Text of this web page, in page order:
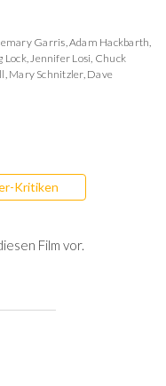
Garris,Adam Hackbarth,
Lock,Jennifer Losi, Chuck
, Mary Schnitzler, Dave
Kritiken
Film vor.